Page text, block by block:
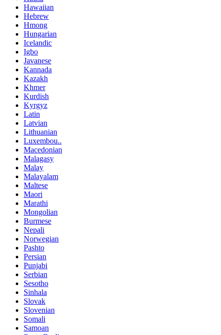
Hawaiian
Hebrew
Hmong
Hungarian
Icelandic
Igbo
Javanese
Kannada
Kazakh
Khmer
Kurdish
Kyrgyz
Latin
Latvian
Lithuanian
Luxembou..
Macedonian
Malagasy
Malay
Malayalam
Maltese
Maori
Marathi
Mongolian
Burmese
Nepali
Norwegian
Pashto
Persian
Punjabi
Serbian
Sesotho
Sinhala
Slovak
Slovenian
Somali
Samoan